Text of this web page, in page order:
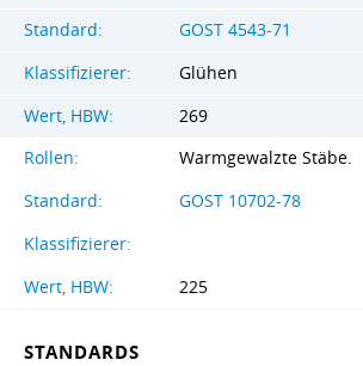
Standard:
GOST 4543-71
Klassifizierer:
Glühen
Wert, HBW:
269
Rollen:
Warmgewalzte Stäbe.
Standard:
GOST 10702-78
Klassifizierer:
Wert, HBW:
225
STANDARDS